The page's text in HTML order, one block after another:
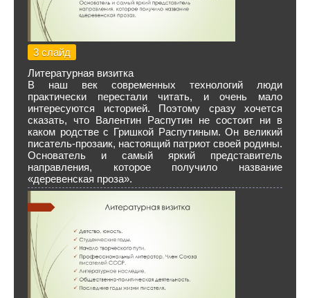
3 слайд
Литературная визитка
В наш век современных технологий люди
практически перестали читать, и очень мало
интересуются историей. Поэтому сразу хочется
сказать, что Валентин Распутин не состоит ни в
каком родстве с Гришкой Распутиным. Он великий
писатель-прозаик, настоящий патриот своей родины.
Основатель и самый яркий представитель
направления, которое получило название
«деревенская проза».